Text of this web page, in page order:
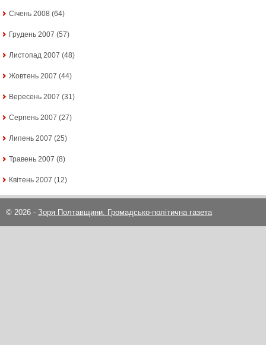
Січень 2008 (64)
Грудень 2007 (57)
Листопад 2007 (48)
Жовтень 2007 (44)
Вересень 2007 (31)
Серпень 2007 (27)
Липень 2007 (25)
Травень 2007 (8)
Квітень 2007 (12)
© 2026 - Зоря Полтавщини. Громадсько-політична газета